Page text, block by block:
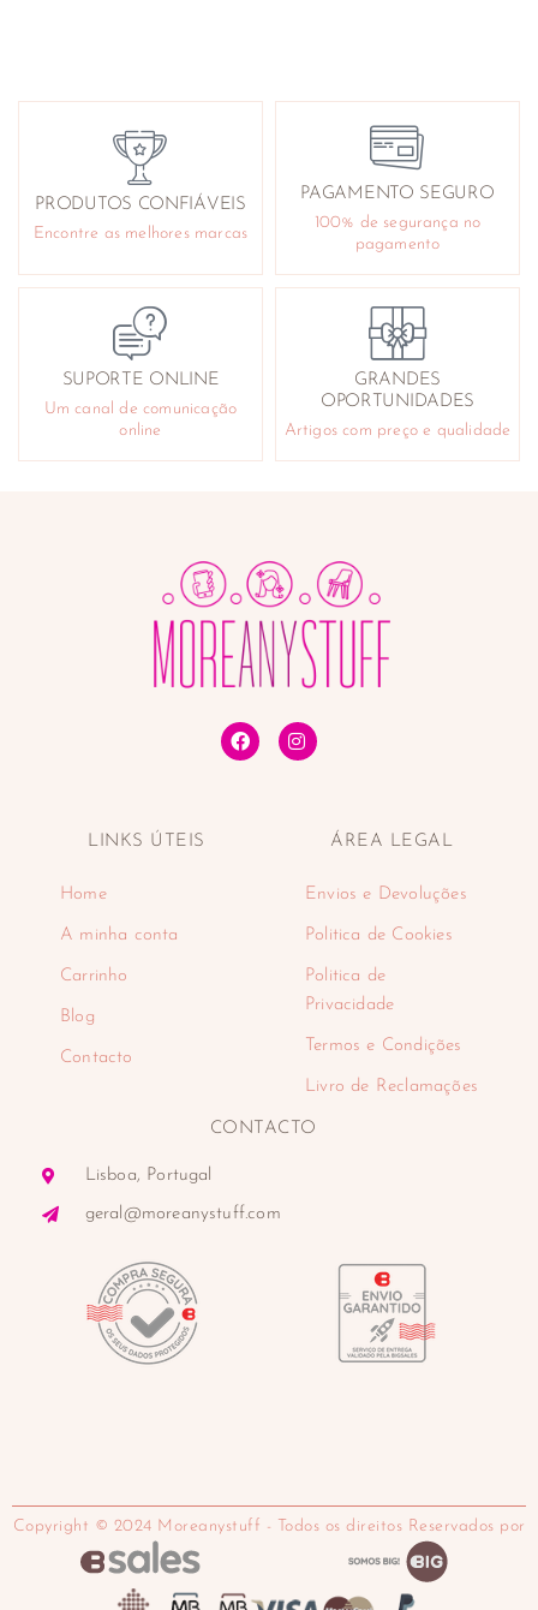
PRODUTOS CONFIÁVEIS
Encontre as melhores marcas
PAGAMENTO SEGURO
100% de segurança no
pagamento
SUPORTE ONLINE
Um canal de comunicação
online
GRANDES
OPORTUNIDADES
Artigos com preço e qualidade
LINKS ÚTEIS
Home
A minha conta
Carrinho
Blog
Contacto
ÁREA LEGAL
Envios e Devoluções
Politica de Cookies
Politica de
Privacidade
Termos e Condições
Livro de Reclamações
CONTACTO
Lisboa, Portugal
geral@moreanystuff.com
Copyright © 2024 Moreanystuff - Todos os direitos Reservados por